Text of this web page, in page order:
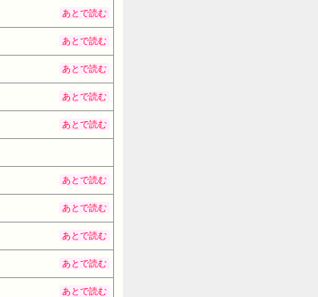
あとで読む
あとで読む
あとで読む
あとで読む
あとで読む
あとで読む
あとで読む
あとで読む
あとで読む
あとで読む